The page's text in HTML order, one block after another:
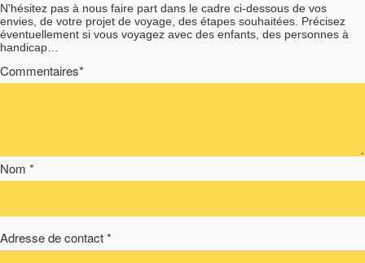
N'hésitez pas à nous faire part dans le cadre ci-dessous de vos
envies, de votre projet de voyage, des étapes souhaitées. Précisez
éventuellement si vous voyagez avec des enfants, des personnes à
handicap…
Commentaires*
Nom *
Adresse de contact *